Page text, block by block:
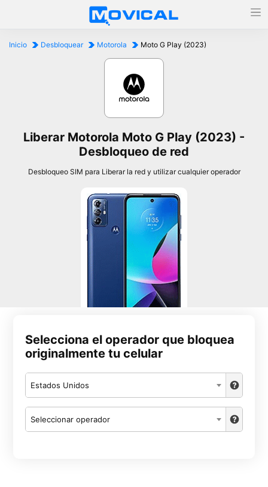
Inicio Desbloquear Motorola Moto G Play (2023)
Liberar Motorola Moto G Play (2023) -
Desbloqueo de red
Desbloqueo SIM para Liberar la red y utilizar cualquier operador
Selecciona el operador que bloquea
originalmente tu celular
Estados Unidos
Seleccionar operador